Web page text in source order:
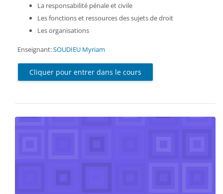
La responsabilité pénale et civile
Les fonctions et ressources des sujets de droit
Les organisations
Enseignant:SOUDIEU Myriam
Cliquer pour entrer dans le cours